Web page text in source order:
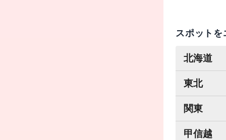
スポット
北海道
東北
関東
甲信越